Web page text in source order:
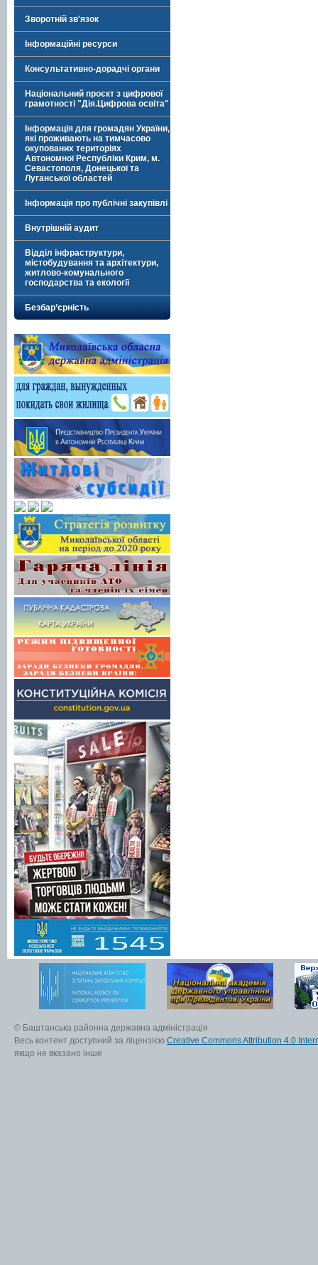
Зворотній зв'язок
Інформаційні ресурси
Консультативно-дорадчі органи
Національний проєкт з цифрової
грамотності "Дія.Цифрова освіта"
Інформація для громадян України,
які проживають на тимчасово
окупованих територіях
Автономної Республіки Крим, м.
Севастополя, Донецької та
Луганської областей
Інформація про публічні закупівлі
Внутрішній аудит
Відділ інфраструктури,
містобудування та архітектури,
житлово-комунального
господарства та екології
Безбар’єрність
© Баштанська районна державна адміністрація
Весь контент доступний за ліцензією Creative Commons Attribution 4.0
якщо не вказано інше